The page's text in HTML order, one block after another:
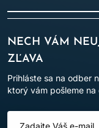
NECH VÁM
ZĽAVA
Prihláste sa na odber
ktorý vám pošleme na